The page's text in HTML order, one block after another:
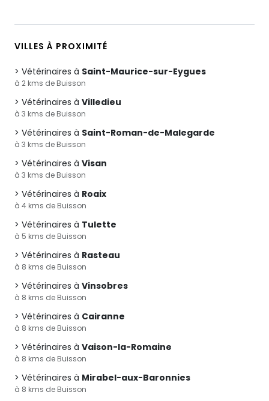
VILLES À PROXIMITÉ
Vétérinaires à Saint-Maurice-sur-Eygues
à 2 kms de Buisson
Vétérinaires à Villedieu
à 3 kms de Buisson
Vétérinaires à Saint-Roman-de-Malegarde
à 3 kms de Buisson
Vétérinaires à Visan
à 3 kms de Buisson
Vétérinaires à Roaix
à 4 kms de Buisson
Vétérinaires à Tulette
à 5 kms de Buisson
Vétérinaires à Rasteau
à 8 kms de Buisson
Vétérinaires à Vinsobres
à 8 kms de Buisson
Vétérinaires à Cairanne
à 8 kms de Buisson
Vétérinaires à Vaison-la-Romaine
à 8 kms de Buisson
Vétérinaires à Mirabel-aux-Baronnies
à 8 kms de Buisson